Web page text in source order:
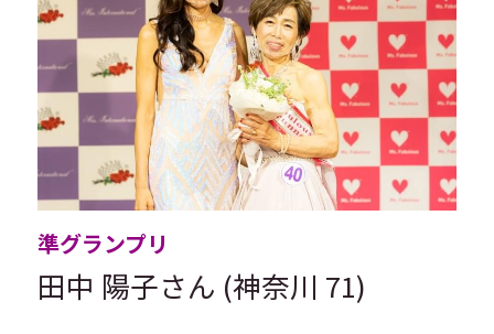
準グランプリ
田中 陽子さん (神奈川 71)